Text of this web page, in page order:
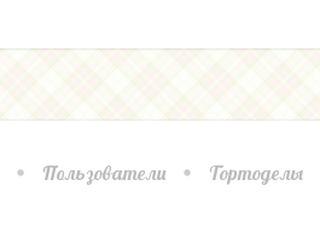
Пользователи Тортоделы